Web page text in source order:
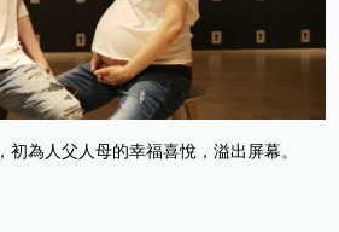
為人父人母的幸福喜悅，溢出屏幕。